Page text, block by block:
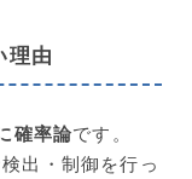
理由
確率論です。
出・制御を行っ